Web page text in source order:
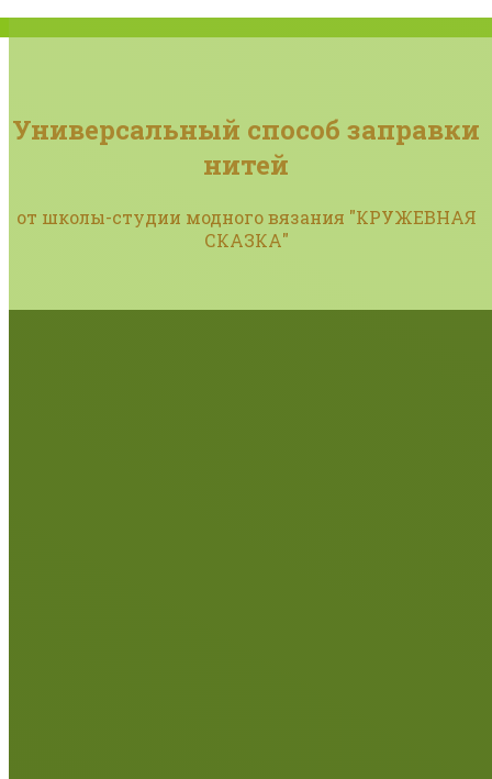
Универсальный способ заправки
нитей
от школы-студии модного вязания "КРУЖЕВНАЯ
СКАЗКА"